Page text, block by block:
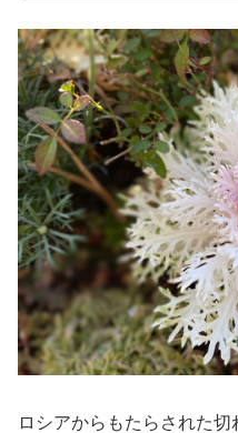
ロシアからもたらされた